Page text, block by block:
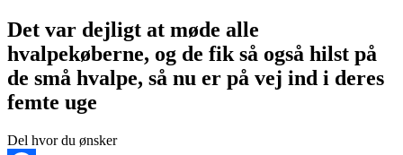
Det var dejligt at møde alle
hvalpekøberne, og de fik så også hilst på
de små hvalpe, så nu er på vej ind i deres
femte uge
Del hvor du ønsker